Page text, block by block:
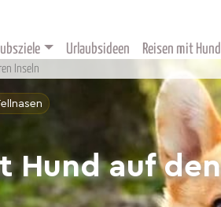
Urlaubsideen Reisen mit Hund
Inseln
Hund auf